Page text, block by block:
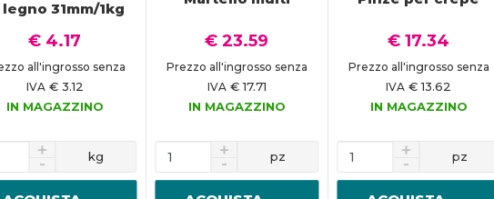
31mm/1kg
€ 4.17
all'ingrosso senza
IVA€ 3.12
IN MAGAZZINO
kg
€ 23.59
Prezzo all'ingrosso senza
IVA€ 17.71
IN MAGAZZINO
pz
€ 17.34
Prezzo all'ingrosso senza
IVA € 13.62
IN MAGAZZINO
pz